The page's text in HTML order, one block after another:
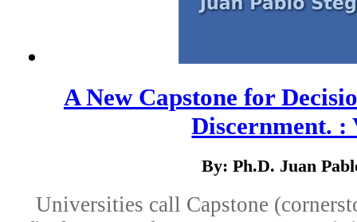
A New Capstone for
Discernment. :
By: Ph.D. Juan
Universities call Capstone